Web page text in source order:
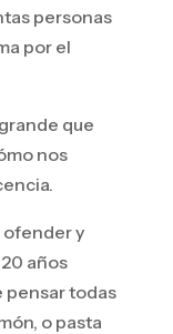
personas
por el
que
nos
ofender y
años
pensar todas
o pasta